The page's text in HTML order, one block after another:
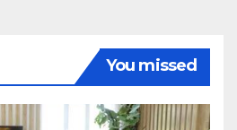
You missed